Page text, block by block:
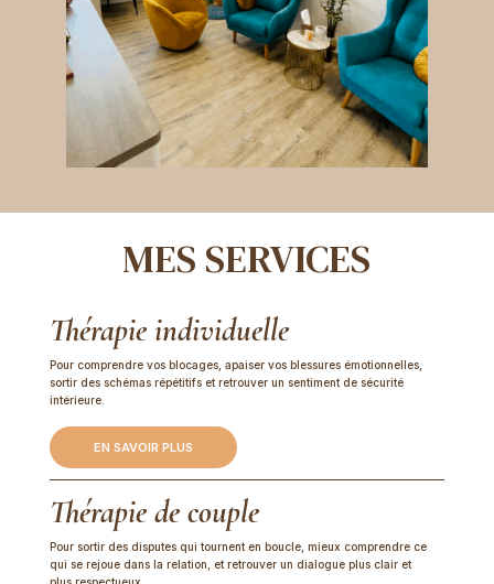
MES SERVICES
Thérapie individuelle
Pour comprendre vos blocages, apaiser vos blessures émotionnelles,
sortir des schémas répétitifs et retrouver un sentiment de sécurité
intérieure.
EN SAVOIR PLUS
Thérapie de couple
Pour sortir des disputes qui tournent en boucle, mieux comprendre ce
qui se rejoue dans la relation, et retrouver un dialogue plus clair et